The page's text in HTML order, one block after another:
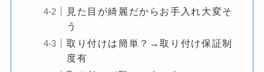
見た目が綺麗だからお手入れ大変そ
う
取り付けは簡単？→取り付け保証制
度有